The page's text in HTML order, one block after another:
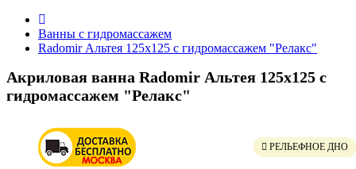
Ванны с гидромассажем
Radomir Альтея 125x125 с гидромассажем "Релакс"
Акриловая ванна Radomir Альтея 125x125 с
гидромассажем "Релакс"
РЕЛЬЕФНОЕ ДНО